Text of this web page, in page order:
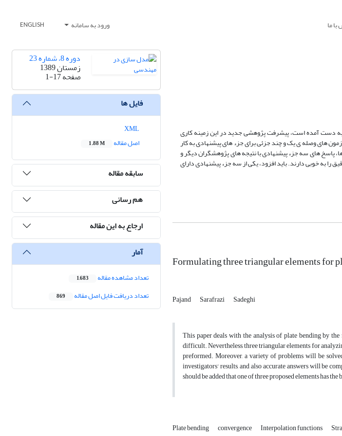
ما ورود به سامانه ENGLISH
دست آمده است، پیشرفت پژوهشی جدید در این زمینه کاری
های وصله ی یک و چند جزئی برای جزء های پیشنهادی به کار
پاسخ های سه جزء پیشنهادی با نتیجه های پژوهشگران دیگر و
به خوبی دارند. باید افزود، یکی از سه جزء پیشنهادی دارای
Formulating three triangular elements for
Pajand Sarafrazi
Sadeghi
This paper deals with the analysis of plate bending by
difficult. Nevertheless, three triangular elements for
preformed. Moreover, a variety of problems will be
investigators' results, and also accurate answers will be
should be added that one of three proposed elements has the
Plate bending convergence Interpolation functions
دوره 8، شماره 23
زمستان 1389
صفحه1-17
فایل ها
اصل مقاله
1.88 M
سابقه مقاله
هم رسانی
ارجاع به این مقاله
آمار
تعداد مشاهده مقاله 1,683
تعداد دریافت فایل اصل مقاله 869